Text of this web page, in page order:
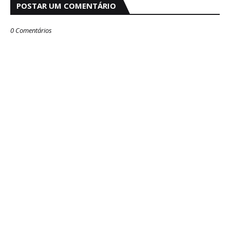
POSTAR UM COMENTÁRIO
0 Comentários